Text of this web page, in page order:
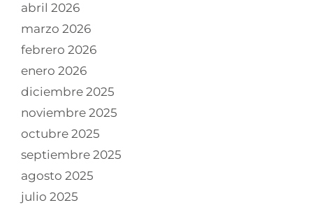
abril 2026
marzo 2026
febrero 2026
enero 2026
diciembre 2025
noviembre 2025
octubre 2025
septiembre 2025
agosto 2025
julio 2025